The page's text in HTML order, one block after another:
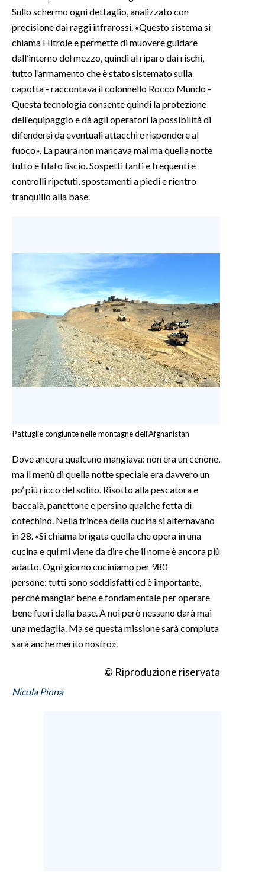
Sullo schermo ogni dettaglio, analizzato con
precisione dai raggi infrarossi. «Questo sistema si
chiama Hitrole e permette di muovere guidare
dall’interno del mezzo, quindi al riparo dai rischi,
tutto l’armamento che è stato sistemato sulla
capotta - raccontava il colonnello Rocco Mundo -
Questa tecnologia consente quindi la protezione
dell’equipaggio e dà agli operatori la possibilità di
difendersi da eventuali attacchi e rispondere al
fuoco». La paura non mancava mai ma quella notte
tutto è filato liscio. Sospetti tanti e frequenti e
controlli ripetuti, spostamenti a piedi e rientro
tranquillo alla base.
Pattuglie congiunte nelle montagne dell'Afghanistan
Dove ancora qualcuno mangiava: non era un cenone,
ma il menù di quella notte speciale era davvero un
po’ più ricco del solito. Risotto alla pescatora e
baccalà, panettone e persino qualche fetta di
cotechino. Nella trincea della cucina si alternavano
in 28. «Si chiama brigata quella che opera in una
cucina e qui mi viene da dire che il nome è ancora più
adatto. Ogni giorno cuciniamo per 980
persone: tutti sono soddisfatti ed è importante,
perché mangiar bene è fondamentale per operare
bene fuori dalla base. A noi però nessuno darà mai
una medaglia. Ma se questa missione sarà compiuta
sarà anche merito nostro».
© Riproduzione riservata
Nicola Pinna